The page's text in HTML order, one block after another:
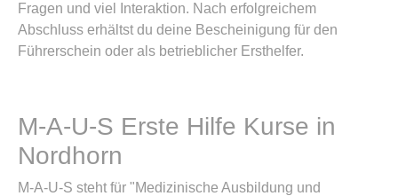
Fragen und viel Interaktion. Nach erfolgreichem
Abschluss erhältst du deine Bescheinigung für den
Führerschein oder als betrieblicher Ersthelfer.
M-A-U-S Erste Hilfe Kurse in
Nordhorn
M-A-U-S steht für "Medizinische Ausbildung und